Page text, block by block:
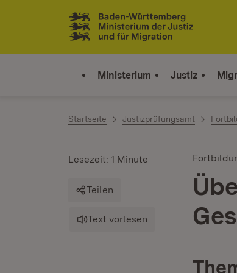
Zum Inhalt springen
Link zur Startseite
Ministerium Justiz
Startseite Justizprüfungsamt
Lesezeit: 1 Minute
Teilen
Text vorlesen